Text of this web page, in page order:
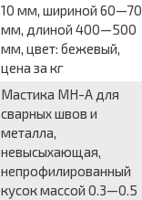
10 мм, шириной 60—70
мм, длиной 400—500
мм, цвет: бежевый,
цена за кг
Мастика МН-А для
сварных швов и
металла,
невысыхающая,
непрофилированный
кусок массой 0.3—0.5